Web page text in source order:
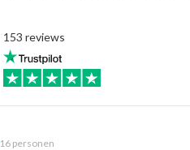
153 reviews
16 personen